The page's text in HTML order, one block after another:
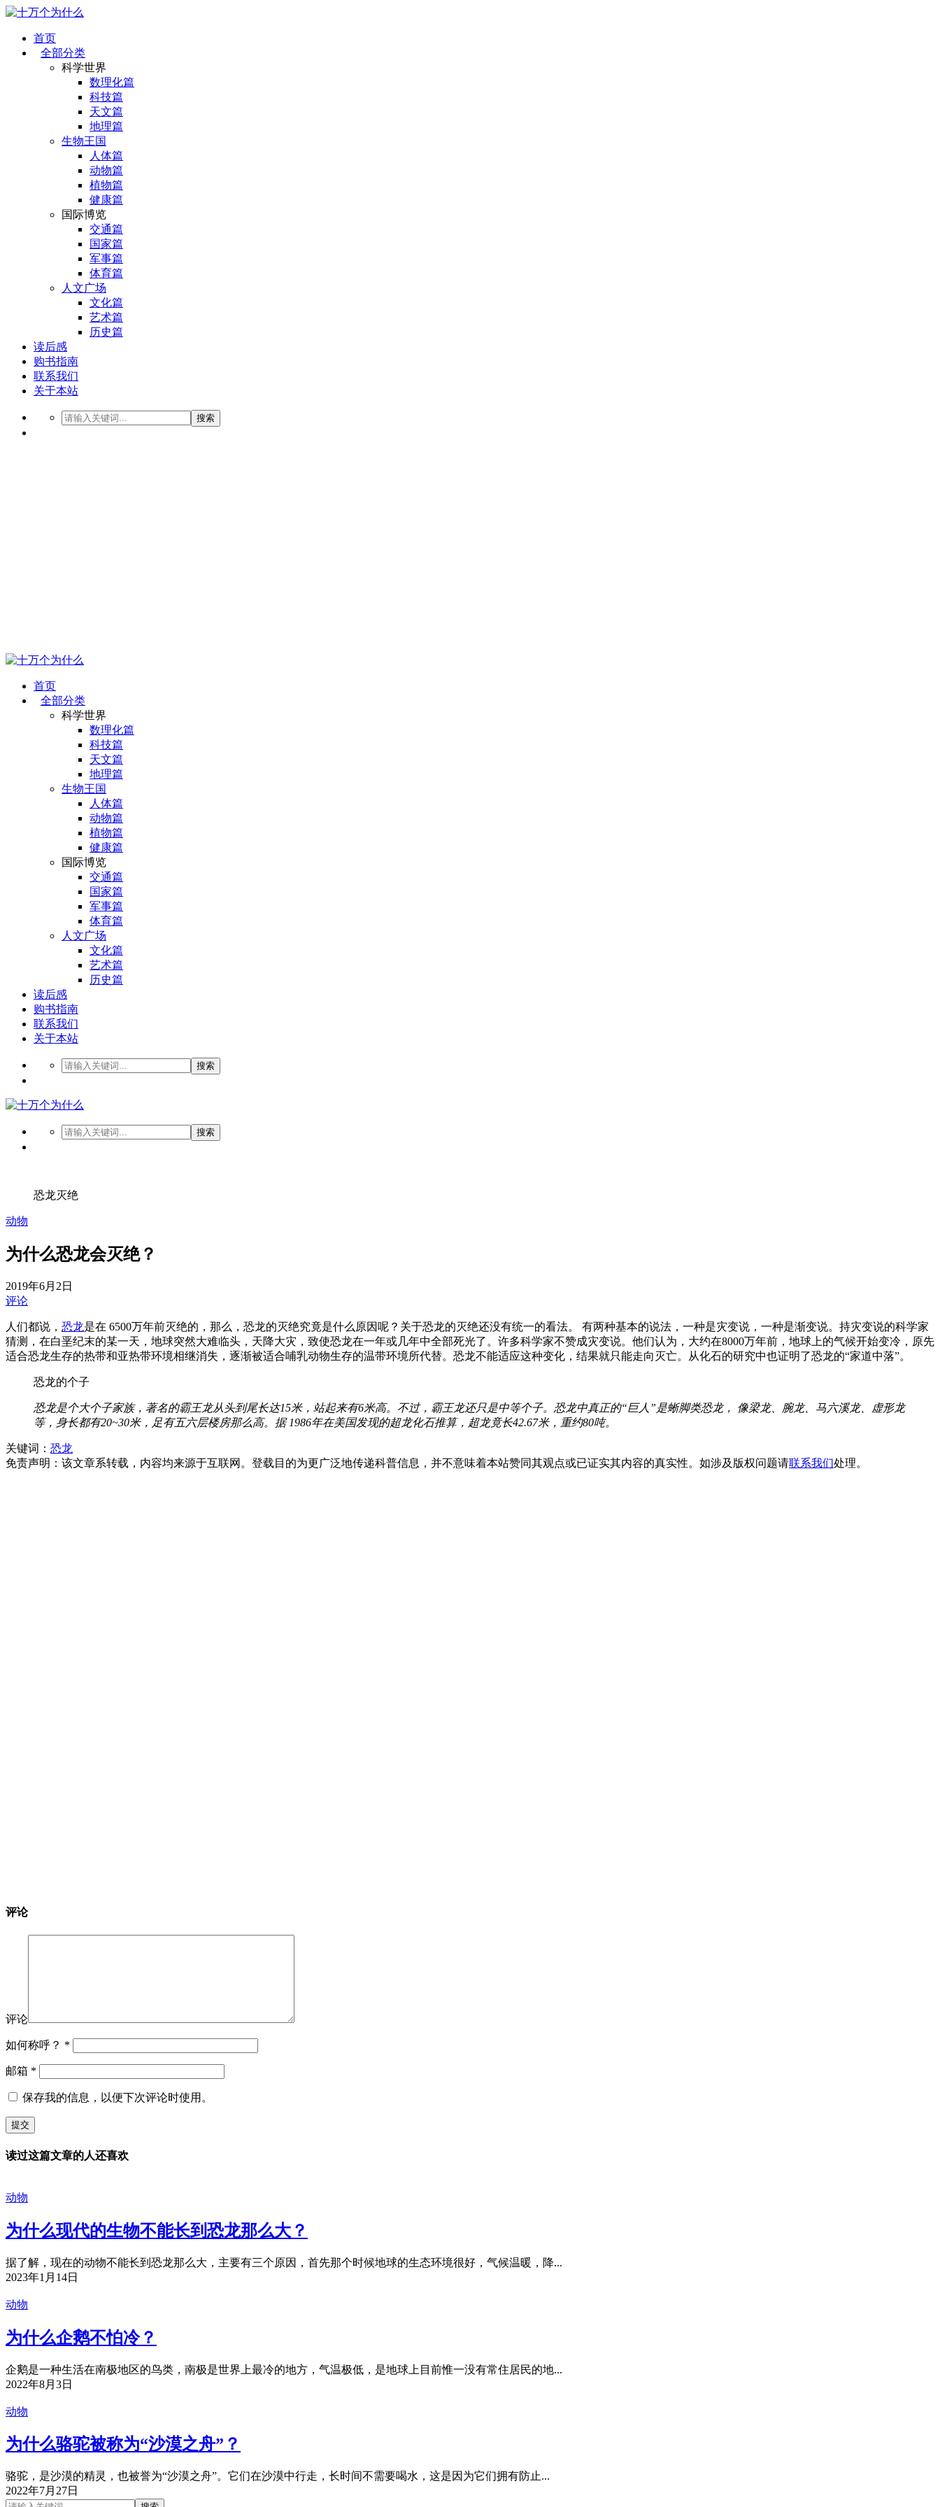
首页
全部分类
科学世界
数理化篇
科技篇
天文篇
地理篇
生物王国
人体篇
动物篇
植物篇
健康篇
国际博览
交通篇
国家篇
军事篇
体育篇
人文广场
文化篇
艺术篇
历史篇
读后感
购书指南
联系我们
关于本站
搜索
首页
全部分类
科学世界
数理化篇
科技篇
天文篇
地理篇
生物王国
人体篇
动物篇
植物篇
健康篇
国际博览
交通篇
国家篇
军事篇
体育篇
人文广场
文化篇
艺术篇
历史篇
读后感
购书指南
联系我们
关于本站
搜索
搜索
恐龙灭绝
动物
为什么恐龙会灭绝？
2019年6月2日
评论
人们都说， 恐龙是在 6500万年前灭绝的，那么，恐龙的灭绝究竟是什么原因呢？关于恐龙的灭绝还没有统一的看法。 有两种基本的说法，一种是灾变说，一种是渐变说。持灾变说的科学家
猜测，在白垩纪末的某一天，地球突然大难临头，天降大灾，致使恐龙在一年或几年中全部死光了。许多科学家不赞成灾变说。他们认为，大约在8000万年前，地球上的气候开始变冷，原先
适合恐龙生存的热带和亚热带环境相继消失，逐渐被适合哺乳动物生存的温带环境所代替。恐龙不能适应这种变化，结果就只能走向灭亡。从化石的研究中也证明了恐龙的“家道中落”。
恐龙的个子
恐龙是个大个子家族，著名的霸王龙从头到尾长达15米，站起来有6米高。不过，霸王龙还只是中等个子。恐龙中真正的“巨人”是蜥脚类恐龙， 像梁龙、腕龙、马六溪龙、虚形龙
等，身长都有20~30米，足有五六层楼房那么高。据 1986年在美国发现的超龙化石推算，超龙竟长42.67米，重约80吨。
关键词： 恐龙
免责声明：该文章系转载，内容均来源于互联网。登载目的为更广泛地传递科普信息，并不意味着本站赞同其观点或已证实其内容的真实性。如涉及版权问题请联系我们处理。
评论
评论
如何称呼？ *
邮箱 *
保存我的信息，以便下次评论时使用。
读过这篇文章的人还喜欢
动物
为什么现代的生物不能长到恐龙那么大？
据了解，现在的动物不能长到恐龙那么大，主要有三个原因，首先那个时候地球的生态环境很好，气候温暖，降...
2023年1月14日
动物
为什么企鹅不怕冷？
企鹅是一种生活在南极地区的鸟类，南极是世界上最冷的地方，气温极低，是地球上目前惟一没有常住居民的地...
2022年8月3日
动物
为什么骆驼被称为“沙漠之舟”？
骆驼，是沙漠的精灵，也被誉为“沙漠之舟”。它们在沙漠中行走，长时间不需要喝水，这是因为它们拥有防止...
2022年7月27日